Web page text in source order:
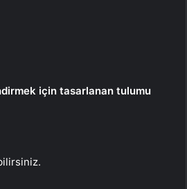
için tasarlanan tulumu